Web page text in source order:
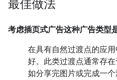
最佳做法
考虑插页式广告这种广告类型
在具有自然过渡点的应
好。此类过渡点通常存
如分享完图片或完成一